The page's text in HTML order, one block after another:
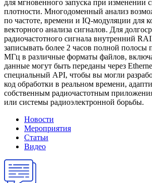
для мгновенного запуска при изменении
плотности. Многодоменный анализ
по частоте, времени и IQ-модуляции для
векторного анализа сигналов. Для
радиочастотного сигнала внутренний
записывать более 2 часов полной полосы
МГц в различные форматы файлов,
данные могут быть переданы через
специальный API, чтобы вы могли
код обработки в реальном времени,
собственным радиочастотным
или системы радиоэлектронной борьбы.
Новости
Мероприятия
Статьи
Видео